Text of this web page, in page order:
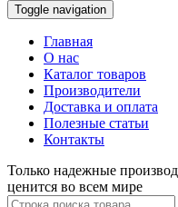
Toggle navigation
Главная
О нас
Каталог товаров
Производители
Доставка и оплата
Полезные статьи
Контакты
Только надежные
ценится во всем мире